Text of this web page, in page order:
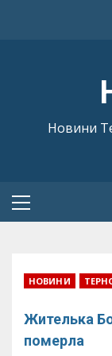
Новини
Primary
НОВИНИ
Жителька
померла